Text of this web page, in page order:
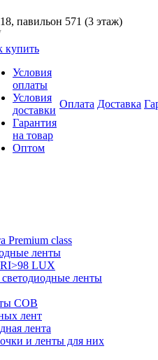
павильон 571 (3 этаж)
купить
Условия
оплаты
Условия
доставки
Гарантия
на товар
Оптом
Оплата Доставка
Premium class
ленты
LUX
ленты
COB
лент
лента
и ленты для них